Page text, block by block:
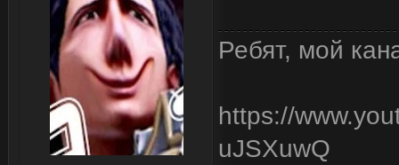
Ребят, мой
https://
uJSXuwQ